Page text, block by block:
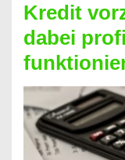
Kredit
berechnen
–
Mit
diesen
Regeln!
Kredit
dabei